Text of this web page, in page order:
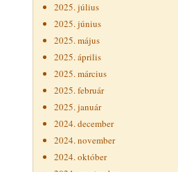
2025. július
2025. június
2025. május
2025. április
2025. március
2025. február
2025. január
2024. december
2024. november
2024. október